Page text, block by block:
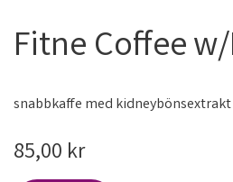
Fitne Coffee
snabbkaffe med kidneybönsextrakt
85,00 kr